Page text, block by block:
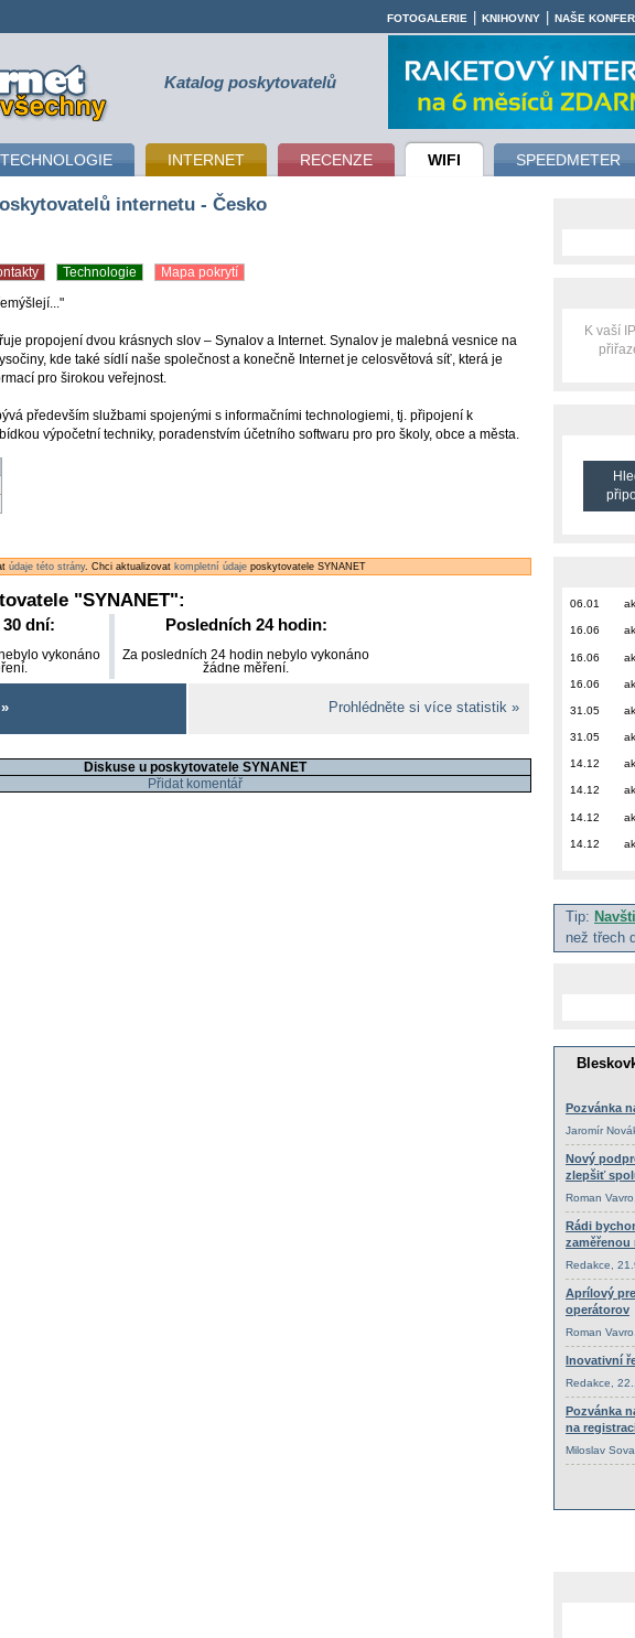
Katalog poskytovatelů
TECHNOLOGIE INTERNET RECENZE WIFI SPEEDMETER
FOTOGALERIE KNIHOVNY NAŠE
internetu - Česko
Technologie Mapa pokrytí
propojení dvou krásnych slov – Synalov a Internet. Synalov je malebná vesnice na
kde také sídlí naše společnost a konečně Internet je celosvětová síť, která je
pro širokou veřejnost.
především službami spojenými s informačními technologiemi, tj. připojení k
výpočetní techniky, poradenstvím účetního softwaru pro pro školy, obce a města.
údaje této strány. Chci aktualizovat kompletní údaje poskytovatele SYNANET
"SYNANET":
dní:
vykonáno
Posledních 24 hodin:
Za posledních 24 hodin nebylo vykonáno
žádne měření.
Prohlédněte si více statistik »
Diskuse u poskytovatele SYNANET
Přidat komentář
K vaší
06.01
16.06
16.06
16.06
31.05
31.05
14.12
14.12
14.12
14.12
Tip:
než třech